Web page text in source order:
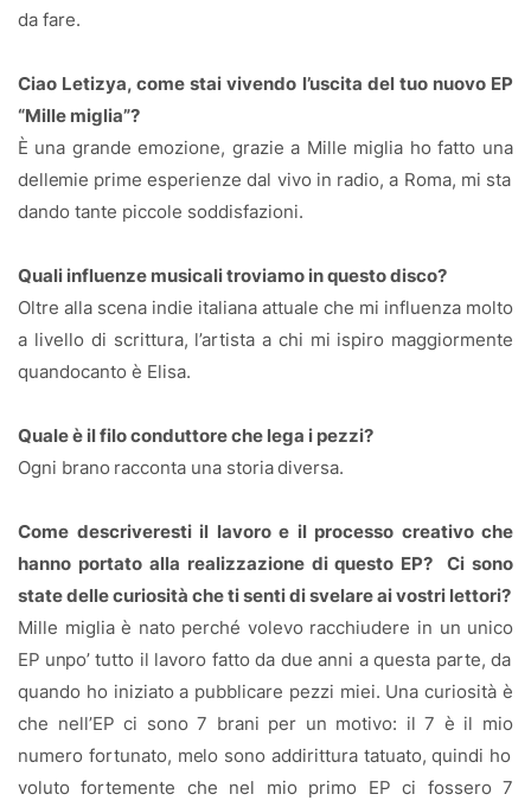
da fare.
Ciao Letizya, come stai vivendo l’uscita del tuo nuovo EP
“Mille miglia”?
È una grande emozione, grazie a Mille miglia ho fatto una
dellemie prime esperienze dal vivo in radio, a Roma, mi sta
dando tante piccole soddisfazioni.
Quali influenze musicali troviamo in questo disco?
Oltre alla scena indie italiana attuale che mi influenza molto
a livello di scrittura, l’artista a chi mi ispiro maggiormente
quandocanto è Elisa.
Quale è il filo conduttore che lega i pezzi?
Ogni brano racconta una storiadiversa.
Come descriveresti il lavoro e il processo creativo che
hanno portato alla realizzazione di questo EP?
Ci sono
state delle curiosità che ti senti di svelare ai vostri lettori?
Mille miglia è nato perché volevo racchiudere in un unico
EP unpo’ tutto il lavoro fatto da due anni a questa parte, da
quando ho iniziato a pubblicare pezzi miei. Una curiosità è
che nell’EP ci sono 7 brani per un motivo: il 7 è il mio
numero fortunato, melo sono addirittura tatuato, quindi ho
voluto fortemente che nel
mio primo EP ci fossero 7